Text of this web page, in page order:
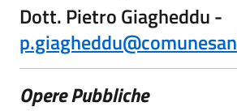
Dott. Pietro Giagheddu -
Opere Pubbliche